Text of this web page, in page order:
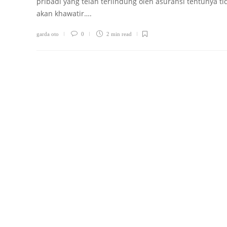
akan khawatir….
garda oto 0 2 min read